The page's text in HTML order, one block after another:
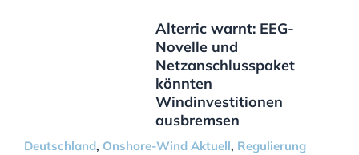
Alterric warnt: EEG-
Novelle und
Netzanschlusspaket
könnten
Windinvestitionen
ausbremsen
Deutschland, Onshore-Wind Aktuell, Regulierung